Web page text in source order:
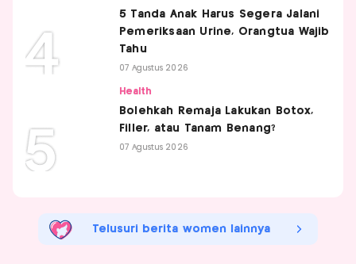
5 Tanda Anak Harus Segera Jalani
Pemeriksaan Urine, Orangtua Wajib
Tahu
07 Agustus 2026
Health
Bolehkah Remaja Lakukan Botox,
Filler, atau Tanam Benang?
07 Agustus 2026
Telusuri berita women lainnya